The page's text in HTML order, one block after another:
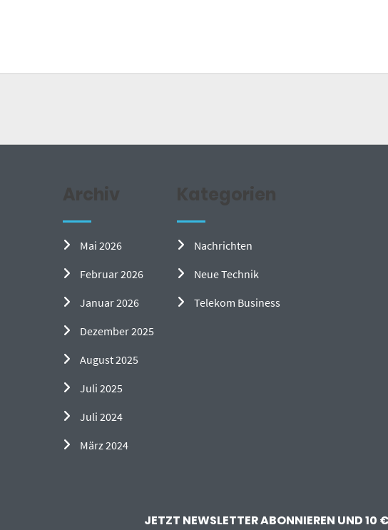
Archiv
Mai 2026
Februar 2026
Januar 2026
Dezember 2025
August 2025
Juli 2025
Juli 2024
März 2024
Kategorien
Nachrichten
Neue Technik
Telekom Business
JETZT NEWSLETTER ABONNIEREN UND